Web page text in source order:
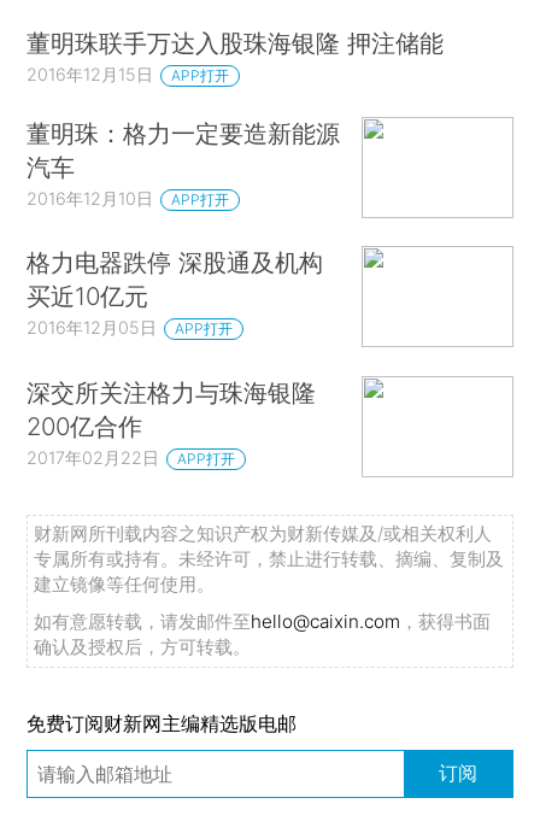
董明珠联手万达入股珠海银隆 押注储能
2016年12月15日 APP打开
董明珠：格力一定要造新能源
汽车
2016年12月10日 APP打开
格力电器跌停 深股通及机构
买近10亿元
2016年12月05日 APP打开
深交所关注格力与珠海银隆
200亿合作
2017年02月22日 APP打开
财新网所刊载内容之知识产权为财新传媒及/或相关权利人
专属所有或持有。未经许可，禁止进行转载、摘编、复制及
建立镜像等任何使用。
如有意愿转载，请发邮件至hello@caixin.com ，获得书面
确认及授权后，方可转载。
免费订阅财新网主编精选版电邮
订阅